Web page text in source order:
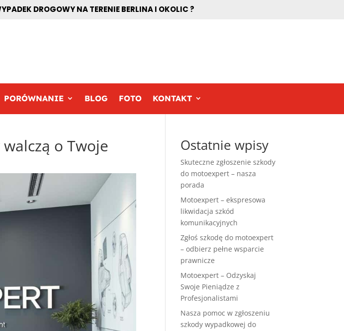
DROGOWY NA TERENIE BERLINA I OKOLIC ?
PORÓWNANIE BLOG FOTO KONTAKT
walczą o Twoje Ostatnie wpisy
Skuteczne zgłoszenie szkody
do motoexpert – nasza
porada
Motoexpert – ekspresowa
likwidacja szkód
komunikacyjnych
Zgłoś szkodę do motoexpert
– odbierz pełne wsparcie
prawnicze
Motoexpert – Odzyskaj
Swoje Pieniądze z
Profesjonalistami
Nasza pomoc w zgłoszeniu
szkody wypadkowej do